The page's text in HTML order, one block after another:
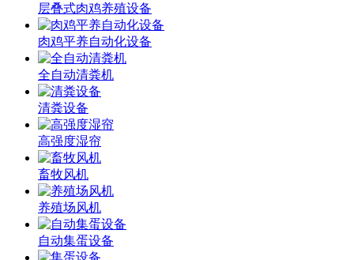
层叠式肉鸡养殖设备
肉鸡平养自动化设备
全自动清粪机
清粪设备
高强度湿帘
畜牧风机
养殖场风机
自动集蛋设备